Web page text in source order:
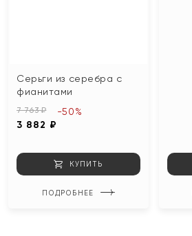
Серьги из серебра с
фианитами
7 763 ₽
3 882 ₽
-50%
КУПИТЬ
ПОДРОБНЕЕ